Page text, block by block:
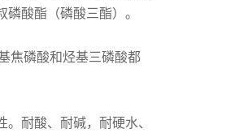
酸酯（磷酸三酯）。
焦磷酸和烃基三磷酸都
耐酸、耐碱，耐硬水、